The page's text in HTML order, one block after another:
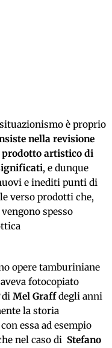
è proprio
nella revisione
prodotto artistico di
, e dunque
e inediti punti di
verso prodotti che,
spesso
opere tamburiniane
fotocopiato
di Mel Graffdegli anni
la storia
essa ad esempio
nel caso di Stefano